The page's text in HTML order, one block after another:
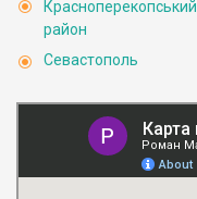
Красноперекопський
район
Севастополь